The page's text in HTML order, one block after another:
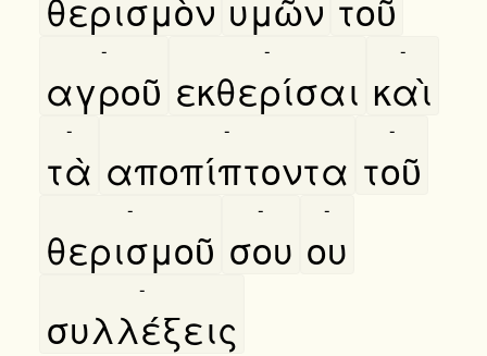
αγροῦ
-
εκθερίσαι
-
καὶ
-
τὰ
-
αποπίπτοντα
-
τοῦ
-
θερισμοῦ
-
σου
-
ου
-
συλλέξεις
-